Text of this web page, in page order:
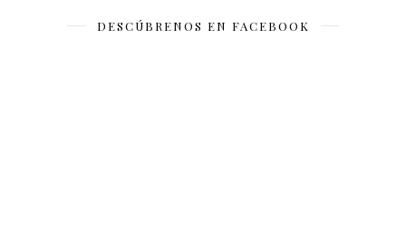
DESCÚBRENOS EN FACEBOOK